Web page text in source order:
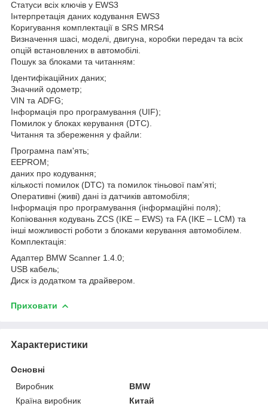
Статуси всіх ключів у EWS3
Інтерпретація даних кодування EWS3
Коригування комплектації в SRS MRS4
Визначення шасі, моделі, двигуна, коробки передач та всіх
опцій встановлених в автомобілі.
Пошук за блоками та читанням:
Ідентифікаційних даних;
Значний одометр;
VIN та ADFG;
Інформація про програмування (UIF);
Помилок у блоках керування (DTC).
Читання та збереження у файли:
Програмна пам'ять;
EEPROM;
даних про кодування;
кількості помилок (DTC) та помилок тіньової пам'яті;
Оперативні (живі) дані із датчиків автомобіля;
Інформація про програмування (інформаційні поля);
Копіювання кодувань ZCS (IKE – EWS) та FA (IKE – LCM) та
інші можливості роботи з блоками керування автомобілем.
Комплектація:
Адаптер BMW Scanner 1.4.0;
USB кабель;
Диск із додатком та драйвером.
Приховати
Характеристики
Основні
Виробник
BMW
Країна виробник
Китай